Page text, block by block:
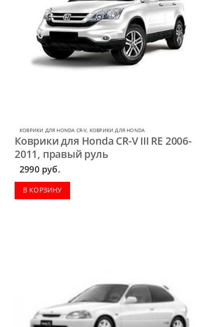
КОВРИКИ ДЛЯ HONDA CR-V, КОВРИКИ ДЛЯ HONDA
Коврики для Honda CR-V III RE 2006-
2011, правый руль
2990 руб.
В КОРЗИНУ